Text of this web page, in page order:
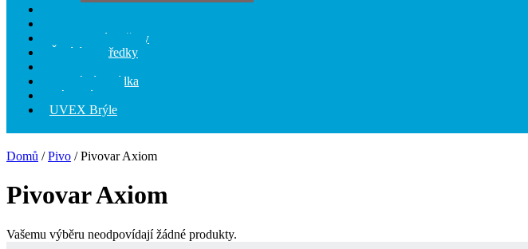
Hygienické potřeby
Čistící prostředky
Speciální nabídka
Dárkové sety
UVEX Brýle
Domů /Pivo / Pivovar Axiom
Pivovar Axiom
Vašemu výběru neodpovídají žádné produkty.